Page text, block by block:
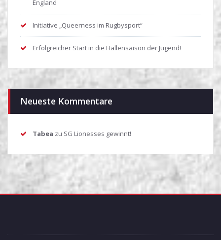
England
Initiative „Queerness im Rugbysport“
Erfolgreicher Start in die Hallensaison der Jugend!
Neueste Kommentare
Tabea zu SG Lionesses gewinnt!